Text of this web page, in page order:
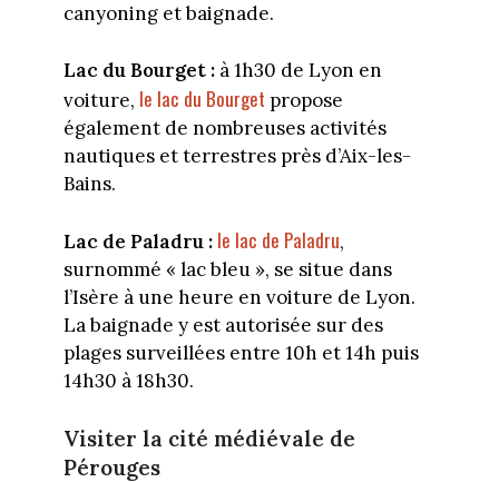
canyoning et baignade.
Lac du Bourget :à 1h30 de Lyon en
voiture, le lac du Bourget propose
également de nombreuses activités
nautiques et terrestres près d’Aix-les-
Bains.
Lac de Paladru : le lac de Paladru,
surnommé « lac bleu », se situe dans
l’Isère à une heure en voiture de Lyon.
La baignade y est autorisée sur des
plages surveillées entre 10h et 14h puis
14h30 à 18h30.
Visiter la cité médiévale de
Pérouges